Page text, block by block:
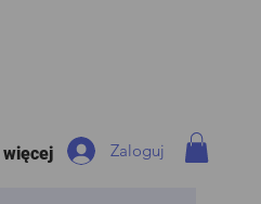
więcej Zaloguj